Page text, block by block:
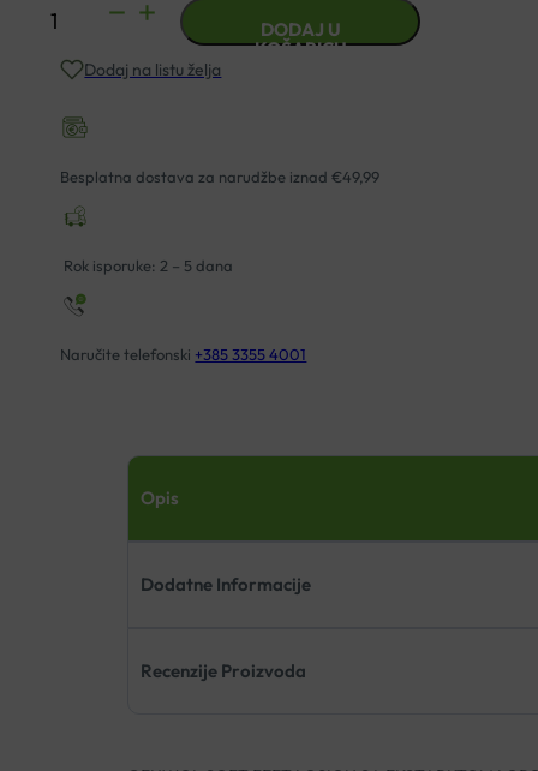
GEHWOL
FEET
SA
EKSTARKTOM
SVILE
125ML
DODAJ U
KOŠARICU
Dodaj na listu želja
Besplatna dostava za narudžbe iznad €49,99
Rok isporuke: 2 – 5 dana
Naručite telefonski +385 3355 4001
Opis
Dodatne Informacije
Recenzije Proizvoda